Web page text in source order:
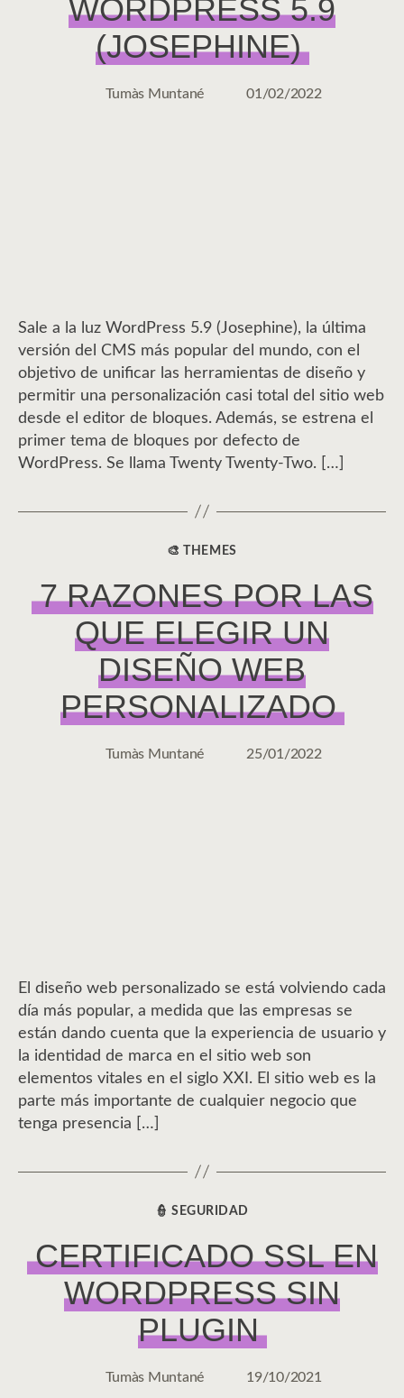
WORDPRESS 5.9
(JOSEPHINE)
Autor
Tumàs Muntané
Fecha
01/02/2022
Sale a la luz WordPress 5.9 (Josephine), la última
versión del CMS más popular del mundo, con el
objetivo de unificar las herramientas de diseño y
permitir una personalización casi total del sitio web
desde el editor de bloques. Además, se estrena el
primer tema de bloques por defecto de
WordPress. Se llama Twenty Twenty-Two. […]
CATEGORÍAS
🎨 THEMES
7 RAZONES POR LAS
QUE ELEGIR UN
DISEÑO WEB
PERSONALIZADO
Autor
Tumàs Muntané
Fecha
25/01/2022
El diseño web personalizado se está volviendo cada
día más popular, a medida que las empresas se
están dando cuenta que la experiencia de usuario y
la identidad de marca en el sitio web son
elementos vitales en el siglo XXI. El sitio web es la
parte más importante de cualquier negocio que
tenga presencia […]
CATEGORÍAS
👮 SEGURIDAD
CERTIFICADO SSL EN
WORDPRESS SIN
PLUGIN
Autor
Tumàs Muntané
Fecha
19/10/2021